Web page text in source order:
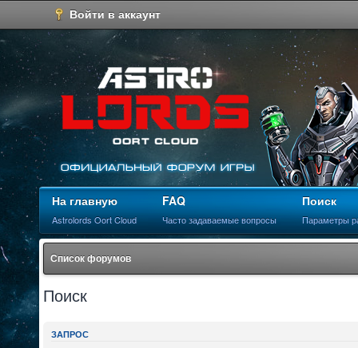
Войти в аккаунт
На главную
Astrolords Oort Cloud
FAQ
Часто задаваемые вопросы
Поиск
Параметры
Список форумов
Поиск
ЗАПРОС